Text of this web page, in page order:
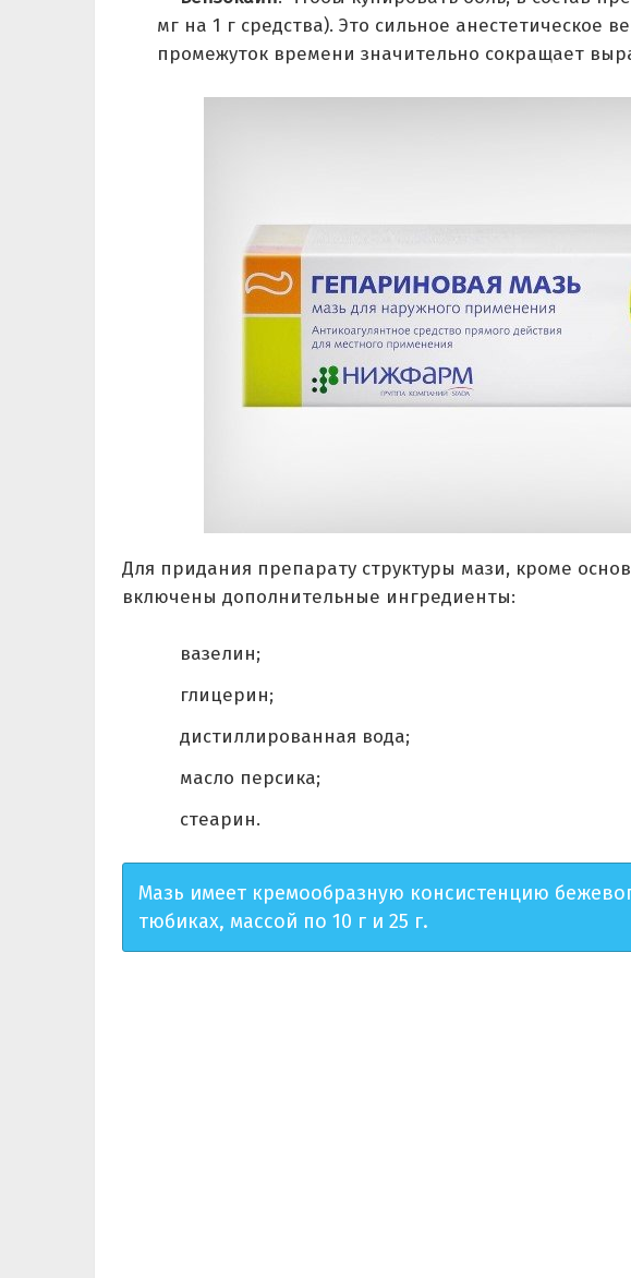
мг на 1 г средства). Это сильное анестетическое
промежуток времени значительно сокращает
Для придания препарату структуры мази, кроме
включены дополнительные ингредиенты:
вазелин;
глицерин;
дистиллированная вода;
масло персика;
стеарин.
Мазь имеет кремообразную консистенцию
тюбиках, массой по 10 г и 25 г.